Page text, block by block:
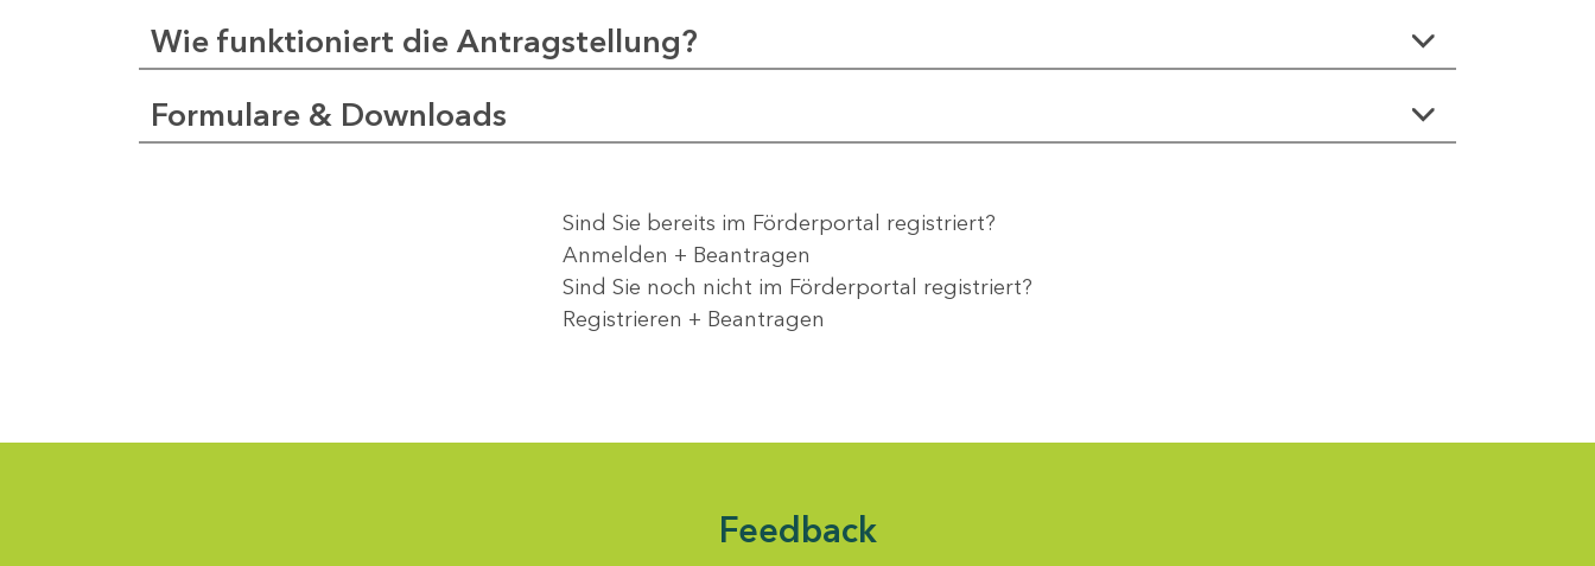
Wie funktioniert die Antragstellung?
Formulare & Downloads
Sind Sie bereits im Förderportal registriert?
Anmelden + Beantragen
Sind Sie noch nicht im Förderportal registriert?
Registrieren + Beantragen
Feedback